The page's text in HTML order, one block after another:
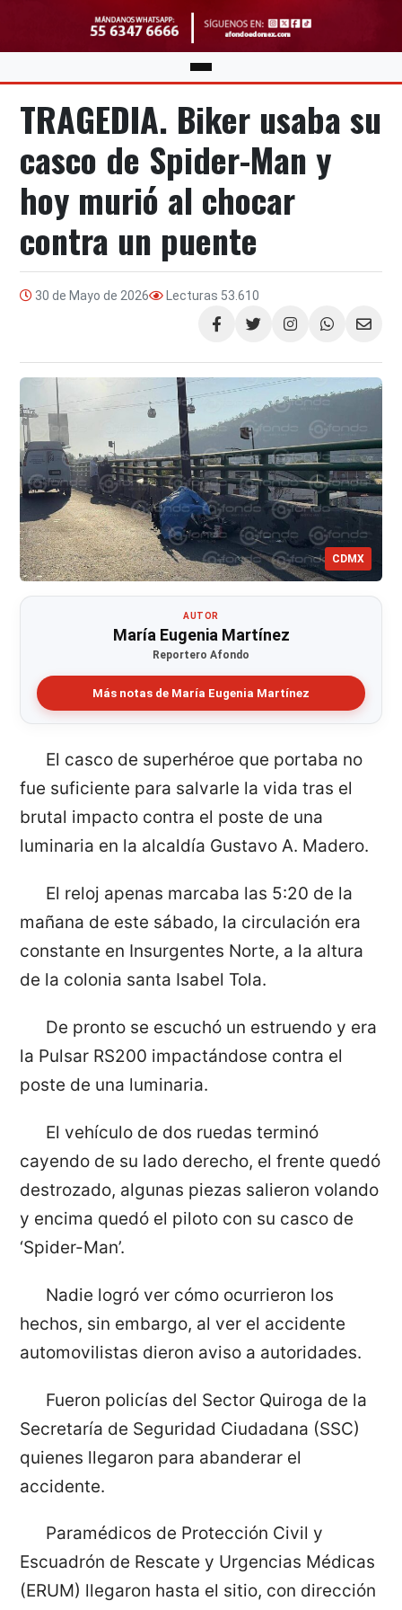
TRAGEDIA. Biker usaba su
casco de Spider-Man y
hoy murió al chocar
contra un puente
30 de Mayo de 2026 Lecturas 53.610
Compartir
CDMX
AUTOR
María Eugenia Martínez
Reportero Afondo
Más notas de María Eugenia Martínez
El casco de superhéroe que portaba no
fue suficiente para salvarle la vida tras el
brutal impacto contra el poste de una
luminaria en la alcaldía Gustavo A. Madero.
El reloj apenas marcaba las 5:20 de la
mañana de este sábado, la circulación era
constante en Insurgentes Norte, a la altura
de la colonia santa Isabel Tola.
De pronto se escuchó un estruendo y era
la Pulsar RS200 impactándose contra el
poste de una luminaria.
El vehículo de dos ruedas terminó
cayendo de su lado derecho, el frente quedó
destrozado, algunas piezas salieron volando
y encima quedó el piloto con su casco de
‘Spider-Man’.
Nadie logró ver cómo ocurrieron los
hechos, sin embargo, al ver el accidente
automovilistas dieron aviso a autoridades.
Fueron policías del Sector Quiroga de la
Secretaría de Seguridad Ciudadana (SSC)
quienes llegaron para abanderar el
accidente.
Paramédicos de Protección Civil y
Escuadrón de Rescate y Urgencias Médicas
(ERUM) llegaron hasta el sitio, con dirección